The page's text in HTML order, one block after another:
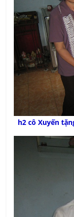
h2 cô Xuyến